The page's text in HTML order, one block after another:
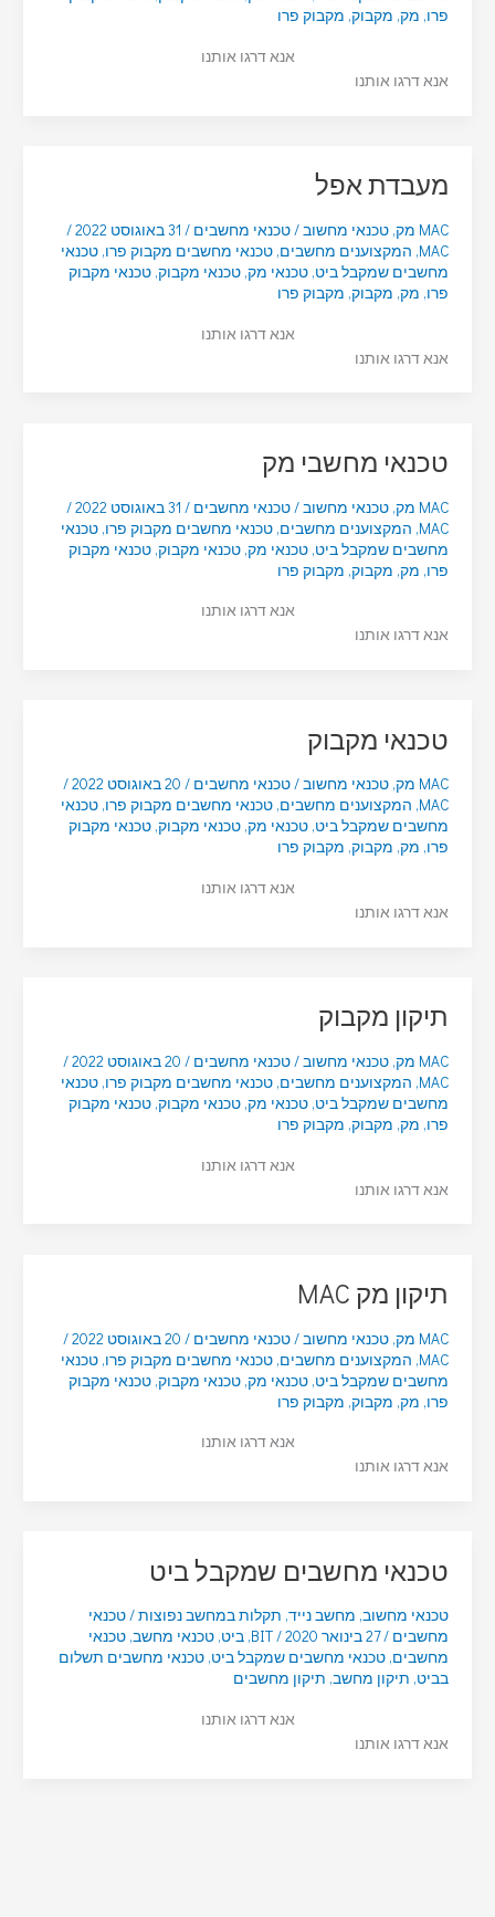
פרו, מק, מקבוק, מקבוק פרו
אנא דרגו אותנו
אנא דרגו אותנו
מעבדת אפל
MAC מק , טכנאי מחשוב/טכנאי מחשבים / 31 באוגוסט 2022
/
MAC
, המקצוענים מחשבים, טכנאי מחשבים מקבוק פרו, טכנאי
מחשבים שמקבל ביט, טכנאי מק, טכנאי מקבוק, טכנאי מקבוק
פרו, מק, מקבוק, מקבוק פרו
אנא דרגו אותנו
אנא דרגו אותנו
טכנאי מחשבי מק
MAC מק , טכנאי מחשוב/טכנאי מחשבים / 31 באוגוסט 2022
/
MAC
, המקצוענים מחשבים, טכנאי מחשבים מקבוק פרו, טכנאי
מחשבים שמקבל ביט, טכנאי מק, טכנאי מקבוק, טכנאי מקבוק
פרו, מק, מקבוק, מקבוק פרו
אנא דרגו אותנו
אנא דרגו אותנו
טכנאי מקבוק
MAC מק , טכנאי מחשוב/טכנאי מחשבים / 20 באוגוסט 2022
/
MAC
, המקצוענים מחשבים, טכנאי מחשבים מקבוק פרו, טכנאי
מחשבים שמקבל ביט, טכנאי מק, טכנאי מקבוק, טכנאי מקבוק
פרו, מק, מקבוק, מקבוק פרו
אנא דרגו אותנו
אנא דרגו אותנו
תיקון מקבוק
MAC מק , טכנאי מחשוב/טכנאי מחשבים / 20 באוגוסט 2022
/
MAC
, המקצוענים מחשבים, טכנאי מחשבים מקבוק פרו, טכנאי
מחשבים שמקבל ביט, טכנאי מק, טכנאי מקבוק, טכנאי מקבוק
פרו, מק, מקבוק, מקבוק פרו
אנא דרגו אותנו
אנא דרגו אותנו
תיקון מק MAC
MAC מק , טכנאי מחשוב/טכנאי מחשבים / 20 באוגוסט 2022
/
MAC
, המקצוענים מחשבים, טכנאי מחשבים מקבוק פרו, טכנאי
מחשבים שמקבל ביט, טכנאי מק, טכנאי מקבוק, טכנאי מקבוק
פרו, מק, מקבוק, מקבוק פרו
אנא דרגו אותנו
אנא דרגו אותנו
טכנאי מחשבים שמקבל ביט
טכנאי מחשוב, מחשב נייד, תקלות במחשב נפוצות/טכנאי
מחשבים /27 בינואר 2020 /
BIT
, ביט, טכנאי מחשב, טכנאי
מחשבים, טכנאי מחשבים שמקבל ביט, טכנאי מחשבים תשלום
בביט, תיקון מחשב, תיקון מחשבים
אנא דרגו אותנו
אנא דרגו אותנו